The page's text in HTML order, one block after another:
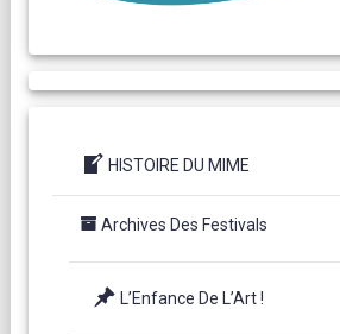
HISTOIRE DU MIME
Archives Des Festivals
L’Enfance De L’Art !